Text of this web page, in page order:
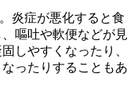
炎症が悪化すると食
嘔吐や軟便などが見
しやすくなったり、
ったりすることもあ